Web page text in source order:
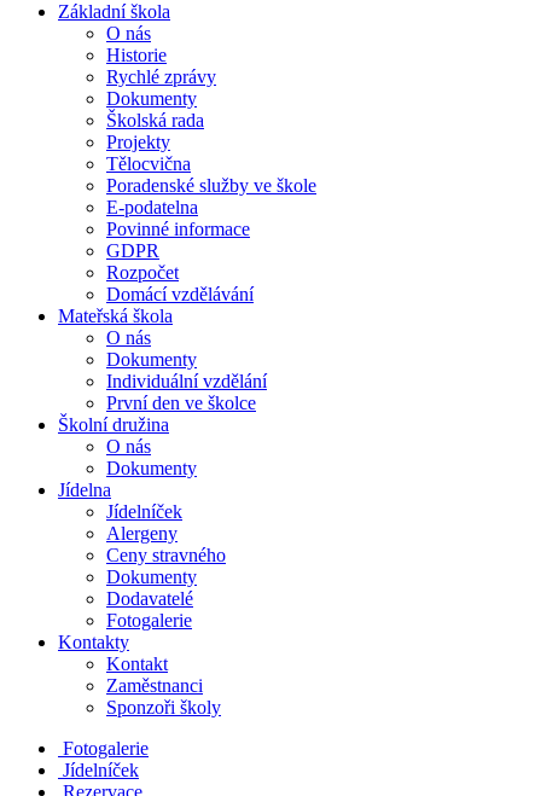
Základní škola
O nás
Historie
Rychlé zprávy
Dokumenty
Školská rada
Projekty
Tělocvična
Poradenské služby ve škole
E-podatelna
Povinné informace
GDPR
Rozpočet
Domácí vzdělávání
Mateřská škola
O nás
Dokumenty
Individuální vzdělání
První den ve školce
Školní družina
O nás
Dokumenty
Jídelna
Jídelníček
Alergeny
Ceny stravného
Dokumenty
Dodavatelé
Fotogalerie
Kontakty
Kontakt
Zaměstnanci
Sponzoři školy
Fotogalerie
Jídelníček
Rezervace